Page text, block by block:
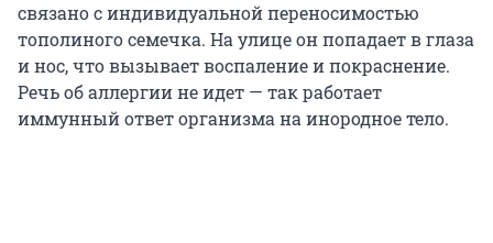
связано с индивидуальной переносимостью
тополиного семечка. На улице он попадает в глаза
и нос, что вызывает воспаление и покраснение.
Речь об аллергии не идет — так работает
иммунный ответ организма на инородное тело.